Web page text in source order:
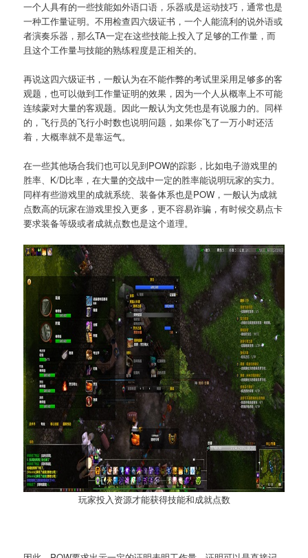
一个人具有的一些技能如外语口语，乐器或是运动技巧，通常也是
一种工作量证明。不用检查四六级证书，一个人能流利的说外语或
者演奏乐器，那么TA一定在这些技能上投入了足够的工作量，而
且这个工作量与技能的熟练程度是正相关的。
再说这四六级证书，一般认为在不能作弊的考试里采用足够多的客
观题，也可以做到工作量证明的效果，因为一个人从概率上不可能
连续蒙对大量的客观题。因此一般认为文凭也是有说服力的。同样
的，飞行员的飞行小时数也说明问题，如果你飞了一万小时还活
着，大概率就不是靠运气。
在一些其他场合我们也可以见到POW的踪影，比如电子游戏里的
胜率、K/D比率，在大量的交战中一定的胜率能说明玩家的实力。
同样有些游戏里的成就系统、装备体系也是POW，一般认为成就
点数高的玩家在游戏里投入更多，更不容易诈骗，有时候交易点卡
要求装备等级或者成就点数也是这个道理。
玩家投入资源才能获得技能和成就点数